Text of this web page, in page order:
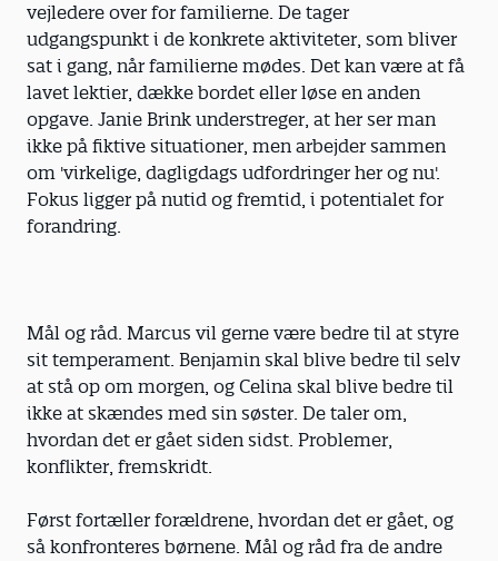
vejledere over for familierne. De tager
udgangspunkt i de konkrete aktiviteter, som bliver
sat i gang, når familierne mødes. Det kan være at få
lavet lektier, dække bordet eller løse en anden
opgave. Janie Brink understreger, at her ser man
ikke på fiktive situationer, men arbejder sammen
om 'virkelige, dagligdags udfordringer her og nu'.
Fokus ligger på nutid og fremtid, i potentialet for
forandring.
Mål og råd. Marcus vil gerne være bedre til at styre
sit temperament. Benjamin skal blive bedre til selv
at stå op om morgen, og Celina skal blive bedre til
ikke at skændes med sin søster. De taler om,
hvordan det er gået siden sidst. Problemer,
konflikter, fremskridt.
Først fortæller forældrene, hvordan det er gået, og
så konfronteres børnene. Mål og råd fra de andre